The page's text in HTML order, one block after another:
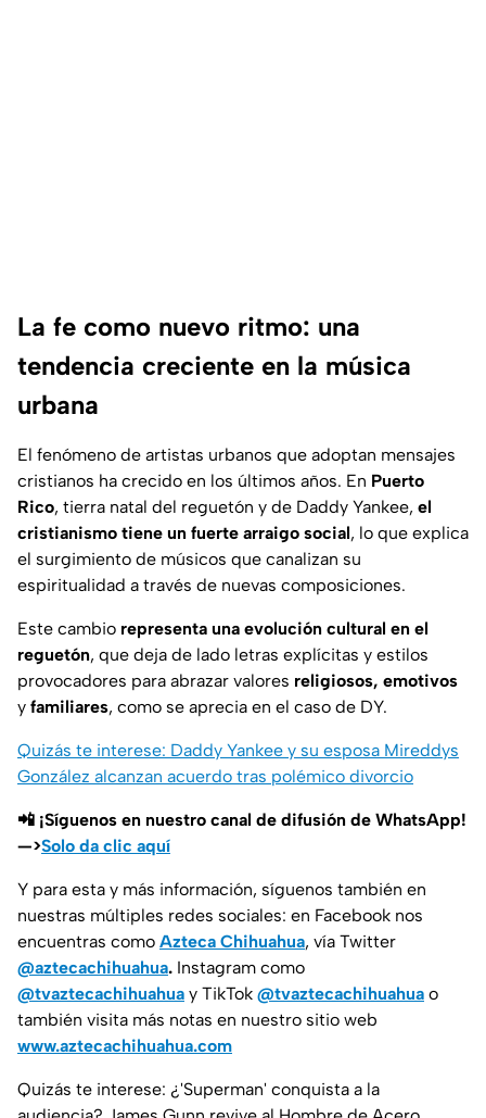
La fe como nuevo ritmo: una
tendencia creciente en la música
urbana
El fenómeno de artistas urbanos que adoptan mensajes
cristianos ha crecido en los últimos años. En Puerto
Rico, tierra natal del reguetón y de Daddy Yankee, el
cristianismo tiene un fuerte arraigo social, lo que explica
el surgimiento de músicos que canalizan su
espiritualidad a través de nuevas composiciones.
Este cambio representa una evolución cultural en el
reguetón, que deja de lado letras explícitas y estilos
provocadores para abrazar valores religiosos, emotivos
y familiares, como se aprecia en el caso de DY.
Quizás te interese: Daddy Yankee y su esposa Mireddys
González alcanzan acuerdo tras polémico divorcio
📲 ¡Síguenos en nuestro canal de difusión de WhatsApp!
—>Solo da clic aquí
Y para esta y más información, síguenos también en
nuestras múltiples redes sociales: en Facebook nos
encuentras como Azteca Chihuahua, vía Twitter
@aztecachihuahua. Instagram como
@tvaztecachihuahua y TikTok @tvaztecachihuahua o
también visita más notas en nuestro sitio web
www.aztecachihuahua.com
Quizás te interese: ¿'Superman' conquista a la